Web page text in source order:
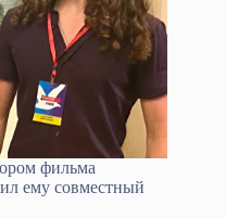
фильма
ему совместный